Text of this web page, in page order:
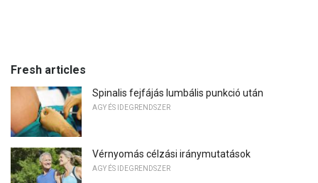
Fresh articles
Spinalis fejfájás lumbális punkció után
AGY ÉS IDEGRENDSZER
Vérnyomás célzási iránymutatások
AGY ÉS IDEGRENDSZER